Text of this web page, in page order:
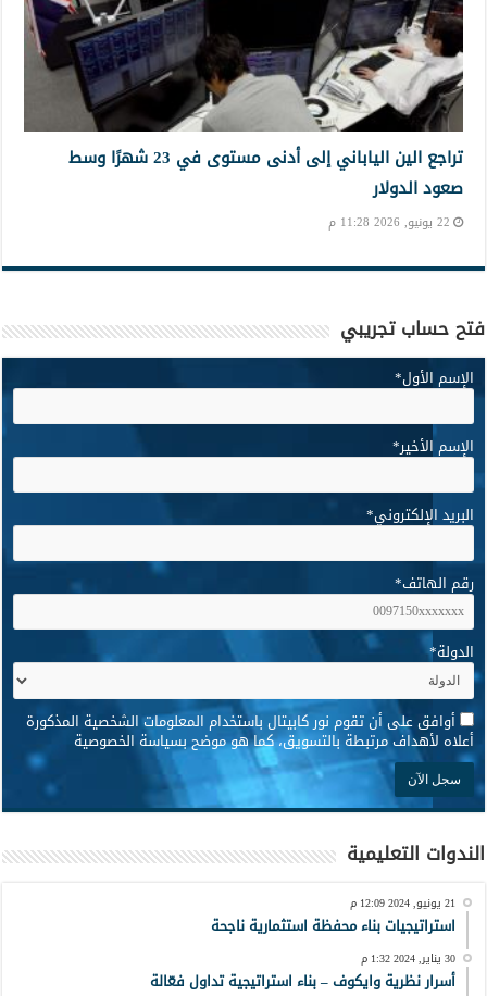
تراجع الين الياباني إلى أدنى مستوى في 23 شهرًا وسط
صعود الدولار
22 يونيو, 2026 11:28 م
فتح حساب تجريبي
الإسم الأول*
الإسم الأخير*
البريد الإلكتروني*
رقم الهاتف*
الدولة*
* أوافق على أن تقوم نور كابيتال باستخدام المعلومات الشخصية المذكورة
أعلاه لأهداف مرتبطة بالتسويق، كما هو موضح بسياسة الخصوصية
الندوات التعليمية
21 يونيو, 2024 12:09 م
استراتيجيات بناء محفظة استثمارية ناجحة
30 يناير, 2024 1:32 م
أسرار نظرية وايكوف – بناء استراتيجية تداول فعّالة